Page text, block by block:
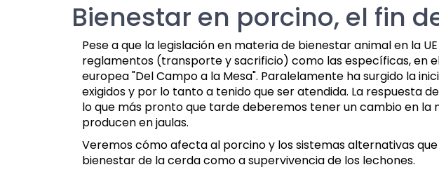
Bienestar en porcino, el fin
Pese a que la legislación en materia de bienestar animal en la
reglamentos (transporte y sacrificio) como las específicas, en
europea "Del Campo a la Mesa". Paralelamente ha surgido la
exigidos y por lo tanto a tenido que ser atendida. La respuesta
lo que más pronto que tarde deberemos tener un cambio en
producen en jaulas.
Veremos cómo afecta al porcino y los sistemas alternativas
bienestar de la cerda como a supervivencia de los lechones.